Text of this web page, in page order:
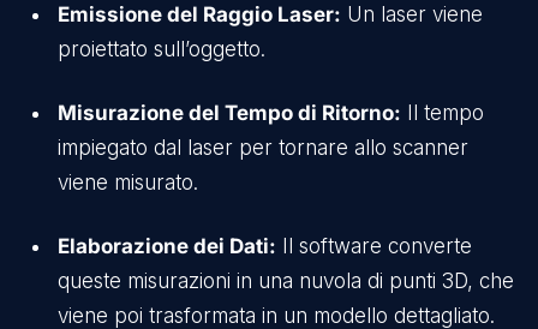
Emissione del Raggio Laser: Un laser viene
proiettato sull’oggetto.
Misurazione del Tempo di Ritorno: Il tempo
impiegato dal laser per tornare allo scanner
viene misurato.
Elaborazione dei Dati: Il software converte
queste misurazioni in una nuvola di punti 3D, che
viene poi trasformata in un modello dettagliato.